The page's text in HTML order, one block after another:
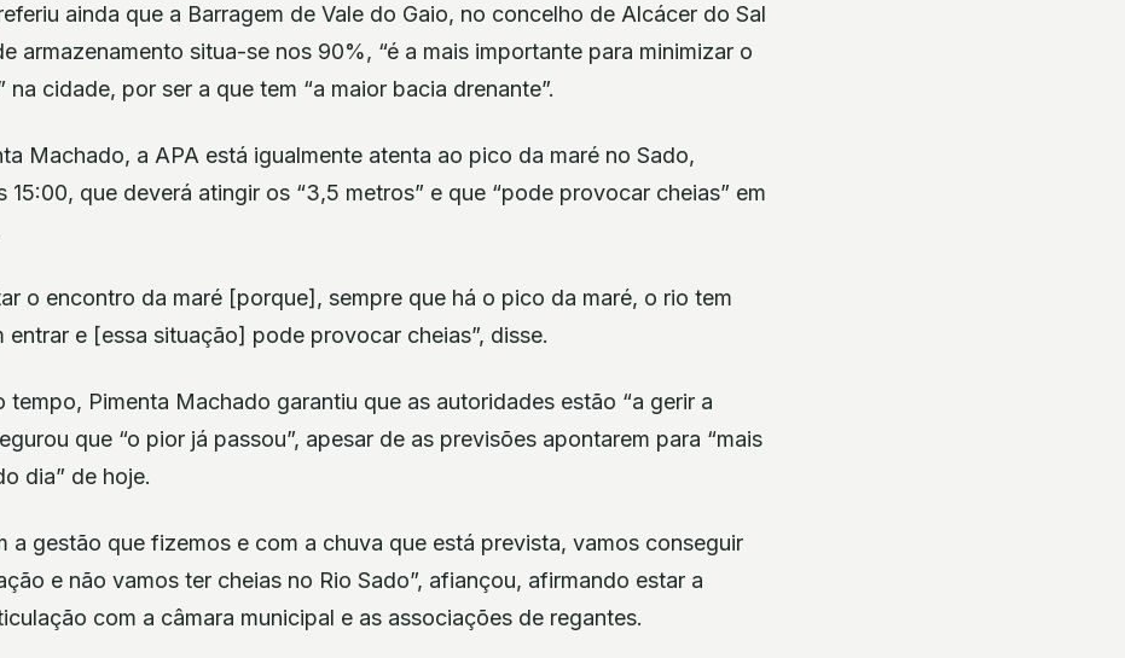
ainda que a Barragem de Vale do Gaio, no concelho de Alcácer do Sal
armazenamento situa-se nos 90%, “é a mais importante para minimizar o
na cidade, por ser a que tem “a maior bacia drenante”.
Machado, a APA está igualmente atenta ao pico da maré no Sado,
15:00, que deverá atingir os “3,5 metros” e que “pode provocar cheias” em
o encontro da maré [porque], sempre que há o pico da maré, o rio tem
entrar e [essa situação] pode provocar cheias”, disse.
tempo, Pimenta Machado garantiu que as autoridades estão “a gerir a
que “o pior já passou”, apesar de as previsões apontarem para “mais
dia” de hoje.
a gestão que fizemos e com a chuva que está prevista, vamos conseguir
e não vamos ter cheias no Rio Sado”, afiançou, afirmando estar a
com a câmara municipal e as associações de regantes.